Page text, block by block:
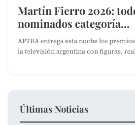
Martín Fierro 2026:
nominados categoría…
APTRA entrega esta noche los
la televisión argentina con figuras,
Últimas Noticias